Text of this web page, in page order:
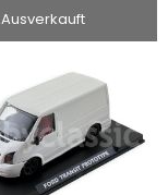
Ausverkauft